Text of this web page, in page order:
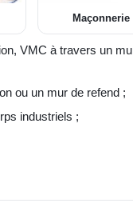
Maçonnerie
VMC à travers un
ou un mur de refend ;
industriels ;